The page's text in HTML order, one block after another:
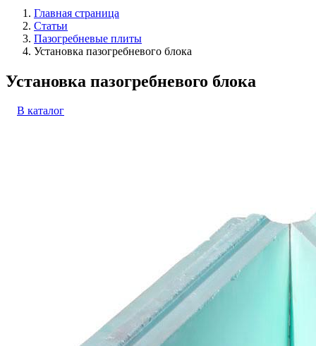
Главная страница
Статьи
Пазогребневые плиты
Установка пазогребневого блока
Установка пазогребневого блока
В каталог